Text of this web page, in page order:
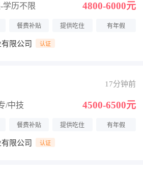
-学历不限 4800-6000元
餐费补贴 提供吃住 有年假
限公司 认证
17分钟前
/中技 4500-6500元
餐费补贴 提供吃住 有年假
限公司 认证